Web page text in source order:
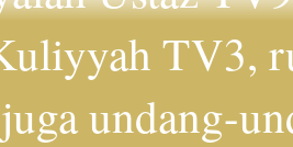
TV3,
undang-